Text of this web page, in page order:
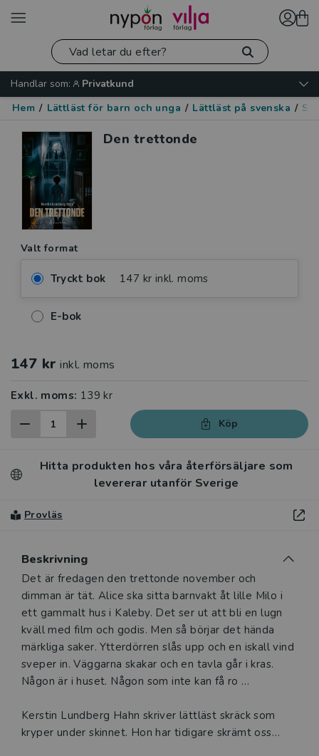
Handlar som:
Privatkund
Hem / Lättläst för barn och unga / Lättläst på svenska /
Den trettonde
Valt format
Tryckt bok 147 kr inkl. moms
E-bok
147 kr inkl. moms
Exkl. moms: 139 kr
Köp
Hitta produkten hos våra återförsäljare som
levererar utanför Sverige
Provläs
Beskrivning
Beskrivning
Det är fredagen den trettonde november och
dimman är tät. Alice ska sitta barnvakt åt lille Milo i
ett gammalt hus i Kaleby. Det ser ut att bli en lugn
kväll med film och godis. Men så börjar det hända
märkliga saker. Ytterdörren slås upp och en iskall vind
sveper in. Väggarna skakar och en tavla går i kras.
Någon är i huset. Någon som inte kan få ro …
Kerstin Lundberg Hahn skriver lättläst skräck som
kryper under skinnet. Hon har tidigare skrämt oss